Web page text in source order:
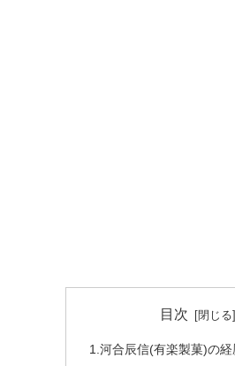
目次
1.河合辰信(有楽製菓)の経